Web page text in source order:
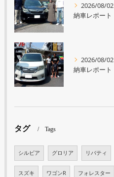
2026/08/02
納車レポート
2026/08/02
納車レポート
タグ Tags
シルビア グロリア リバティ
スズキ ワゴンR フォレスター